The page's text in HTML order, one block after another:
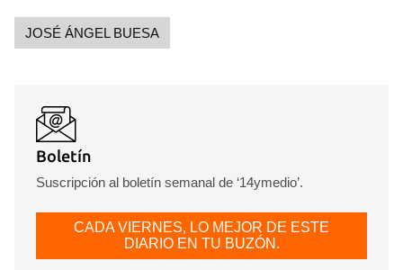
Guardar como favorito
Para poder guardar como favorito, primero has de
iniciar sesión con tu cuenta de 14ymedio.
INICIAR SESIÓN CANCELAR
JOSÉ ÁNGEL BUESA
Boletín
Suscripción al boletín semanal de ‘14ymedio’.
CADA VIERNES, LO MEJOR DE ESTE
DIARIO EN TU BUZÓN.